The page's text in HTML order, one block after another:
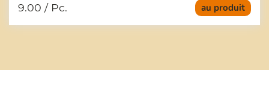
au produit
9.00 / Pc.